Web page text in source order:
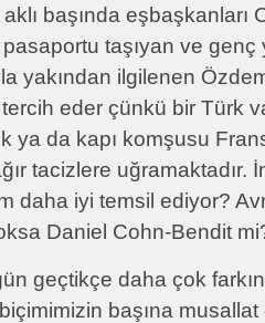
başında eşbaşkanları
taşıyan ve genç
yakından ilgilenen
eder çünkü bir Türk
ya da kapı komşusu
tacizlere
daha iyi temsil ediyor?
Daniel Cohn-Bendit
geçtikçe daha çok
başına